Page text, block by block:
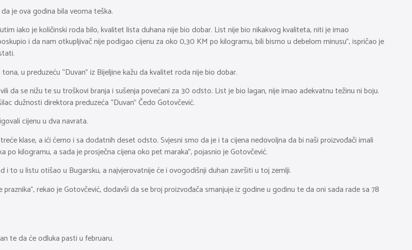
je ova godina bila veoma teška.
iako je količinski roda bilo, kvalitet lista duhana nije bio dobar. List nije bio nikakvog kvaliteta, niti je imao
i da nam otkupljivač nije podigao cijenu za oko 0,30 KM po kilogramu, bili bismo u debelom minusu”, ispričao je
u preduzeću “Duvan” iz Bijeljine kažu da kvalitet roda nije bio dobar.
da se nižu te su troškovi branja i sušenja povećani za 30 odsto. List je bio lagan, nije imao adekvatnu težinu ni boju.
dužnosti direktora preduzeća “Duvan” Čedo Gotovčević.
cijenu u dva navrata.
klase, a ići ćemo i sa dodatnih deset odsto. Svjesni smo da je i ta cijena nedovoljna da bi naši proizvođači imali
kilogramu, a sada je prosječna cijena oko pet maraka”, pojasnio je Gotovčević.
to u listu otišao u Bugarsku, a najvjerovatnije će i ovogodišnji duhan završiti u toj zemlji.
rekao je Gotovčević, dodavši da se broj proizvođača smanjuje iz godine u godinu te da oni sada rade sa 78
te da će odluka pasti u februaru.